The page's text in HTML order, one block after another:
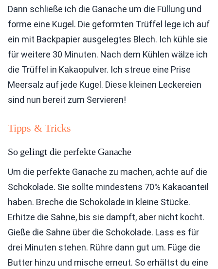
Dann schließe ich die Ganache um die Füllung und
forme eine Kugel. Die geformten Trüffel lege ich auf
ein mit Backpapier ausgelegtes Blech. Ich kühle sie
für weitere 30 Minuten. Nach dem Kühlen wälze ich
die Trüffel in Kakaopulver. Ich streue eine Prise
Meersalz auf jede Kugel. Diese kleinen Leckereien
sind nun bereit zum Servieren!
Tipps & Tricks
So gelingt die perfekte Ganache
Um die perfekte Ganache zu machen, achte auf die
Schokolade. Sie sollte mindestens 70% Kakaoanteil
haben. Breche die Schokolade in kleine Stücke.
Erhitze die Sahne, bis sie dampft, aber nicht kocht.
Gieße die Sahne über die Schokolade. Lass es für
drei Minuten stehen. Rühre dann gut um. Füge die
Butter hinzu und mische erneut. So erhältst du eine